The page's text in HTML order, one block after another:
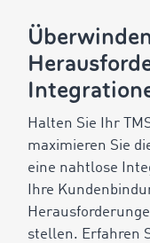
Halten Sie Ihr
maximieren Sie
eine nahtlose
Ihre
stellen. Erfahren